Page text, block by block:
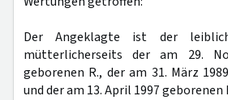
Der Angeklagte ist der
mütterlicherseits der am 29.
geborenen R., der am 31. März
und der am 13. April 1997 geborenen